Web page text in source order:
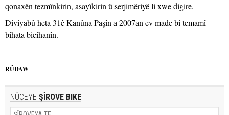
qonaxên tezmînkirin, asayîkirin û serjimêriyê li xwe digire.
Diviyabû heta 31ê Kanûna Paşîn a 2007an ev made bi temamî
bihata bicihanîn.
RÛDAW
NÛÇEYE ŞÎROVE BIKE